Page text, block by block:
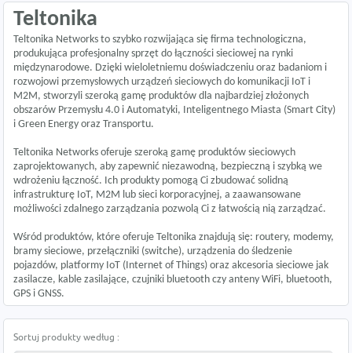
Teltonika
Teltonika Networks to szybko rozwijająca się firma technologiczna,
produkująca profesjonalny sprzęt do łączności sieciowej na rynki
międzynarodowe. Dzięki wieloletniemu doświadczeniu oraz badaniom i
rozwojowi przemysłowych urządzeń sieciowych do komunikacji IoT i
M2M, stworzyli szeroką gamę produktów dla najbardziej złożonych
obszarów Przemysłu 4.0 i Automatyki, Inteligentnego Miasta (Smart City)
i Green Energy oraz Transportu.
Teltonika Networks oferuje szeroką gamę produktów sieciowych
zaprojektowanych, aby zapewnić niezawodną, ​​bezpieczną i szybką we
wdrożeniu łączność. Ich produkty pomogą Ci zbudować solidną
infrastrukturę IoT, M2M lub sieci korporacyjnej, a zaawansowane
możliwości zdalnego zarządzania pozwolą Ci z łatwością nią zarządzać.
Wśród produktów, które oferuje Teltonika znajdują się: routery, modemy,
bramy sieciowe, przełączniki (switche), urządzenia do śledzenie
pojazdów, platformy IoT (Internet of Things) oraz akcesoria sieciowe jak
zasilacze, kable zasilające, czujniki bluetooth czy anteny WiFi, bluetooth,
GPS i GNSS.
Sortuj produkty według :